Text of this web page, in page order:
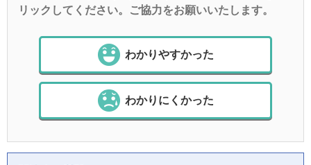
リックしてください。ご協力をお願いいたします。
わかりやすかった
わかりにくかった